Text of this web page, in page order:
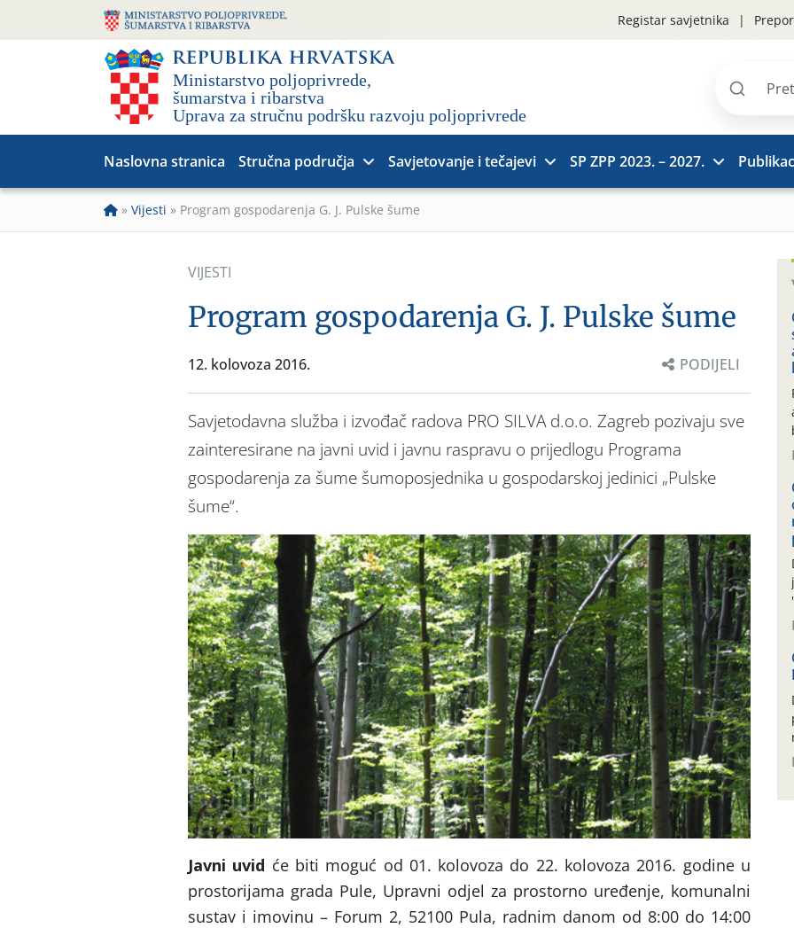
Registar savjetnika
Pretraži
Naslovna stranica Stručna područja Savjetovanje i tečajevi SP ZPP 2023. – 2027.
» Vijesti » Program gospodarenja G. J. Pulske šume
VIJESTI
Program gospodarenja G. J. Pulske šume
12. kolovoza 2016. PODIJELI
Savjetodavna služba i izvođač radova PRO SILVA d.o.o. Zagreb pozivaju sve
zainteresirane na javni uvid i javnu raspravu o prijedlogu Programa
gospodarenja za šume šumoposjednika u gospodarskoj jedinici „Pulske
šume“.
Javni uvid će biti moguć od 01. kolovoza do 22. kolovoza 2016. godine u
prostorijama grada Pule, Upravni odjel za prostorno uređenje, komunalni
sustav i imovinu – Forum 2, 52100 Pula, radnim danom od 8:00 do 14:00